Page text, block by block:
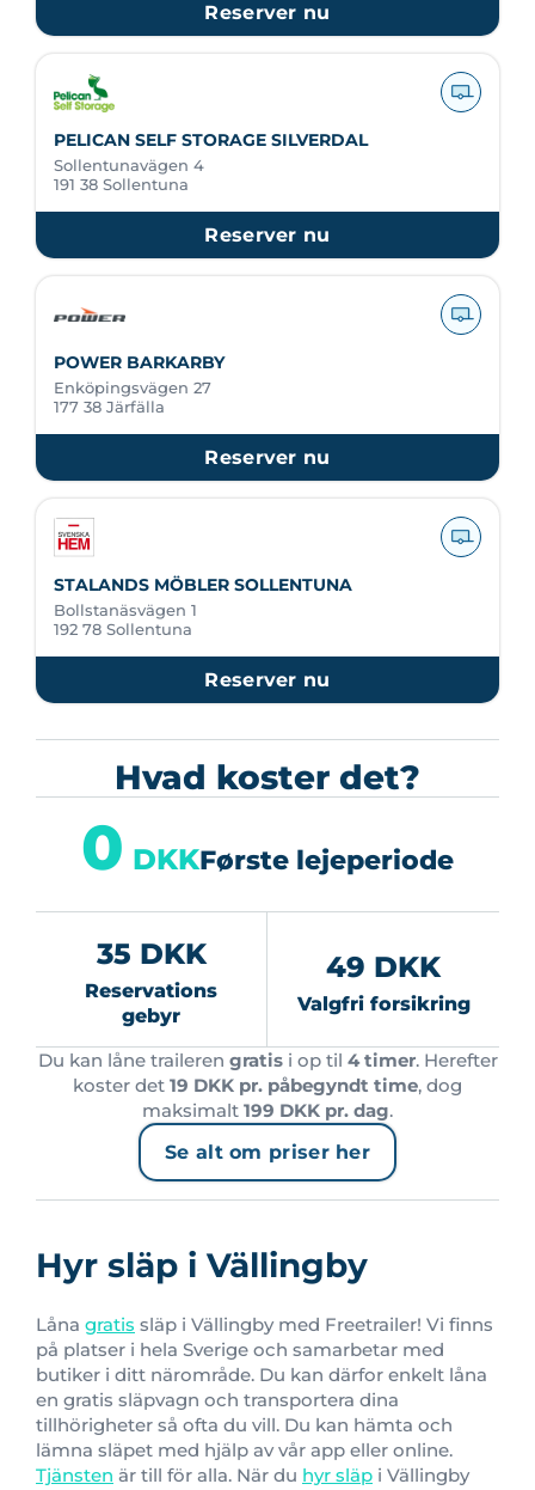
Reserver nu
PELICAN SELF STORAGE SILVERDAL
Sollentunavägen 4
191 38 Sollentuna
Reserver nu
POWER BARKARBY
Enköpingsvägen 27
177 38 Järfälla
Reserver nu
STALANDS MÖBLER SOLLENTUNA
Bollstanäsvägen 1
192 78 Sollentuna
Reserver nu
Hvad koster det?
35 DKK
Reservations
gebyr
0 DKKFørste lejeperiode
49 DKK
Valgfri forsikring
Du kan låne traileren gratisi op til 4 timer. Herefter
koster det 19 DKK pr. påbegyndt time, dog
maksimalt 199 DKK pr. dag.
Se alt om priser her
Hyr släp i Vällingby
Låna gratis släp i Vällingby med Freetrailer! Vi finns
på platser i hela Sverige och samarbetar med
butiker i ditt närområde. Du kan därfor enkelt låna
en gratis släpvagn och transportera dina
tillhörigheter så ofta du vill. Du kan hämta och
lämna släpet med hjälp av vår app eller online.
Tjänsten är till för alla. När du hyr släp i Vällingby